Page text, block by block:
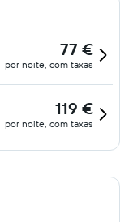
77 €
por noite, com taxas
119 €
por noite, com taxas